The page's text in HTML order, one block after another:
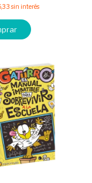
sin interés